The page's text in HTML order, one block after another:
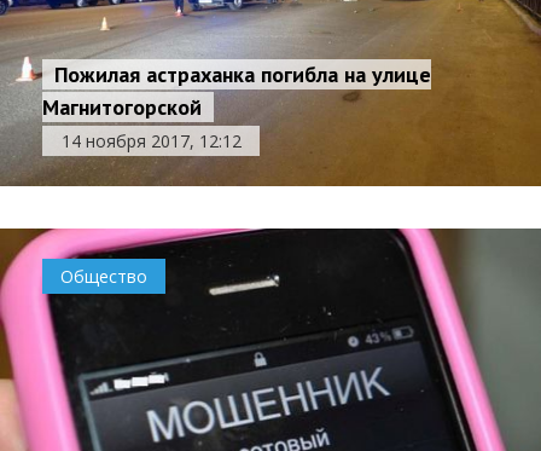
Пожилая астраханка погибла на улице
Магнитогорской
14 ноября 2017, 12:12
Общество